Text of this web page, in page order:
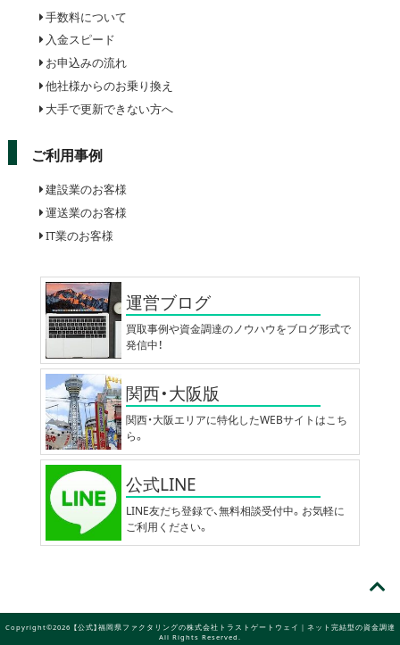
手数料について
入金スピード
お申込みの流れ
他社様からのお乗り換え
大手で更新できない方へ
ご利用事例
建設業のお客様
運送業のお客様
IT業のお客様
運営ブログ
買取事例や資金調達のノウハウをブログ形式で
発信中！
関西・大阪版
関西・大阪エリアに特化したWEBサイトはこち
ら。
公式LINE
LINE友だち登録で、無料相談受付中。お気軽に
ご利用ください。
Copyright©2026 【公式】福岡県ファクタリングの株式会社トラストゲートウェイ｜ネット完結型の資金調達
All Rights Reserved.